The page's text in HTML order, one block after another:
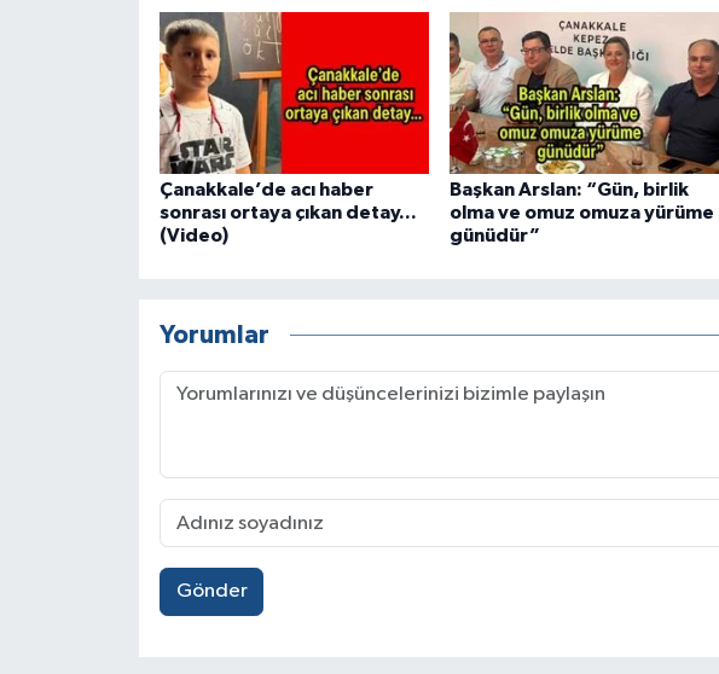
Çanakkale’de acı haber
sonrası ortaya çıkan detay...
(Video)
Başkan Arslan: “Gün, birlik
olma ve omuz omuza yürüme
günüdür”
Yorumlar
Gönder